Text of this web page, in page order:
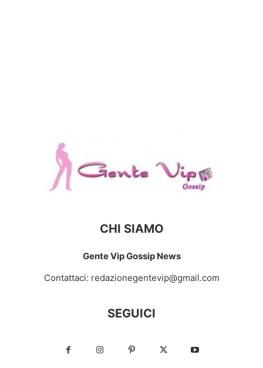
CHI SIAMO
Gente Vip Gossip News
Contattaci: redazionegentevip@gmail.com
SEGUICI